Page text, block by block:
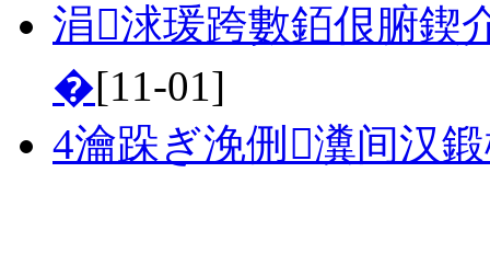
涓浗瑗跨數銆佷腑鍥
�[11-01]
4瀹跺ぎ浼侀瀵间汉